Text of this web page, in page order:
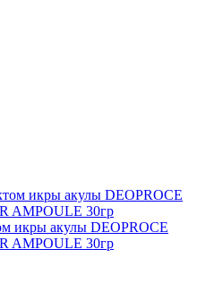
икры акулы DEOPROCE
AMPOULE 30гр